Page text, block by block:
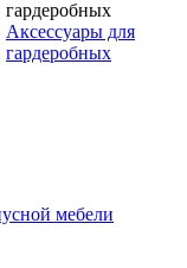
Аксессуары для
гардеробных